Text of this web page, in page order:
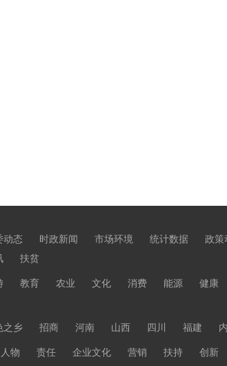
动态 时政新闻 市场环境 统计数据 政策
扶贫
教育 农业 文化 消费 能源 健康
之乡 招商 河南 山西 四川 福建
人物 责任 企业文化 营销 扶持 创新